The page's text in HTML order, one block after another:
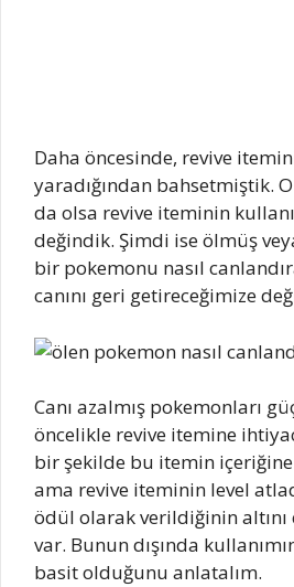
Daha öncesinde, revive
yaradığından bahsetmiştik. O
da olsa revive iteminin
değindik. Şimdi ise ölmüş
bir pokemonu nasıl
canını geri getireceğimize
Canı azalmış pokemonları
öncelikle revive itemine
bir şekilde bu itemin
ama revive iteminin level
ödül olarak verildiğinin
var. Bunun dışında
basit olduğunu anlatalım.